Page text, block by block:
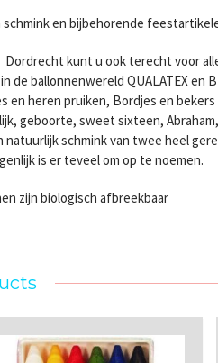
schmink en bijbehorende
Dordrecht kunt u ook terecht voor
de ballonnenwereld QUALATEX en
en heren pruiken, Bordjes en
geboorte, sweet sixteen,
natuurlijk schmink van twee heel
is er teveel om op te noemen.
zijn biologisch afbreekbaar